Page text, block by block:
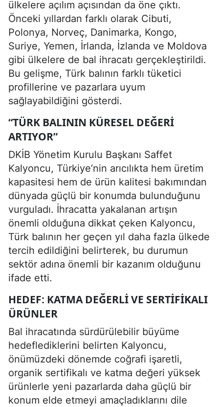
ülkelere açılım açısından da öne çıktı.
Önceki yıllardan farklı olarak Cibuti,
Polonya, Norveç, Danimarka, Kongo,
Suriye, Yemen, İrlanda, İzlanda ve Moldova
gibi ülkelere de bal ihracatı gerçekleştirildi.
Bu gelişme, Türk balının farklı tüketici
profillerine ve pazarlara uyum
sağlayabildiğini gösterdi.
“TÜRK BALININ KÜRESEL DEĞERI
ARTIYOR”
DKİB Yönetim Kurulu Başkanı Saffet
Kalyoncu, Türkiye’nin arıcılıkta hem üretim
kapasitesi hem de ürün kalitesi bakımından
dünyada güçlü bir konumda bulunduğunu
vurguladı. İhracatta yakalanan artışın
önemli olduğuna dikkat çeken Kalyoncu,
Türk balının her geçen yıl daha fazla ülkede
tercih edildiğini belirterek, bu durumun
sektör adına önemli bir kazanım olduğunu
ifade etti.
HEDEF: KATMA DEĞERLI VE SERTIFIKALI
ÜRÜNLER
Bal ihracatında sürdürülebilir büyüme
hedeflediklerini belirten Kalyoncu,
önümüzdeki dönemde coğrafi işaretli,
organik sertifikalı ve katma değeri yüksek
ürünlerle yeni pazarlarda daha güçlü bir
konum elde etmeyi amaçladıklarını dile